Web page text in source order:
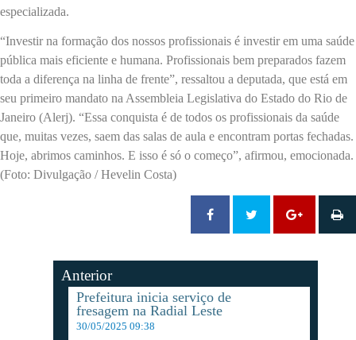
especializada.
“Investir na formação dos nossos profissionais é investir em uma saúde
pública mais eficiente e humana. Profissionais bem preparados fazem
toda a diferença na linha de frente”, ressaltou a deputada, que está em
seu primeiro mandato na Assembleia Legislativa do Estado do Rio de
Janeiro (Alerj). “Essa conquista é de todos os profissionais da saúde
que, muitas vezes, saem das salas de aula e encontram portas fechadas.
Hoje, abrimos caminhos. E isso é só o começo”, afirmou, emocionada.
(Foto: Divulgação / Hevelin Costa)
Anterior
Prefeitura inicia serviço de
fresagem na Radial Leste
30/05/2025 09:38